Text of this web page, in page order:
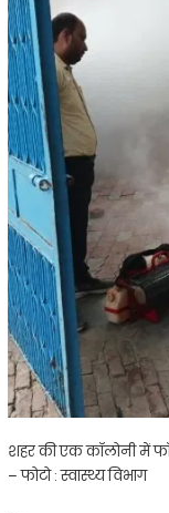
शहर की एक कॉलोनी में
– फोटो : स्वास्थ्य विभाग